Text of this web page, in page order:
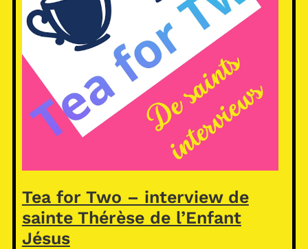
Tea for Two – interview de
sainte Thérèse de l’Enfant
Jésus